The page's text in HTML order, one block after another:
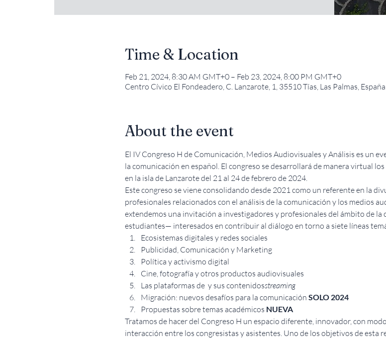
Time & Location
Feb 21, 2024, 8:30 AM GMT+0 – Feb 23, 2024, 8:00 PM GMT+0
Centro Cívico El Fondeadero, C. Lanzarote, 1, 35510 Tías, Las Palmas, España
About the event
El IV Congreso H de Comunicación, Medios Audiovisuales y Análisis es un
la comunicación en español. El congreso se desarrollará de manera virtual
en la isla de Lanzarote del 21 al 24 de febrero de 2024.
Este congreso se viene consolidando desde 2021 como un referente en la
profesionales relacionados con el análisis de la comunicación y los medios
extendemos una invitación a investigadores y profesionales del ámbito de
estudiantes— interesados en contribuir al diálogo en torno a siete líneas
Ecosistemas digitales y redes sociales
Publicidad, Comunicación y Marketing
Política y activismo digital
Cine, fotografía y otros productos audiovisuales
Las plataformas de y sus contenidosstreaming
Migración: nuevos desafíos para la comunicación SOLO 2024
Propuestas sobre temas académicos NUEVA
Tratamos de hacer del Congreso H un espacio diferente, innovador, con
interacción entre los congresistas y asistentes. Uno de los objetivos de esta